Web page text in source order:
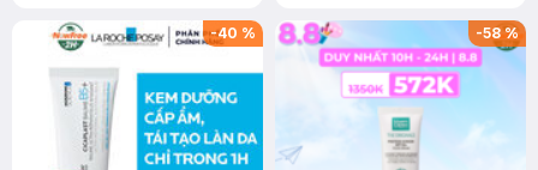
-40 % -58%